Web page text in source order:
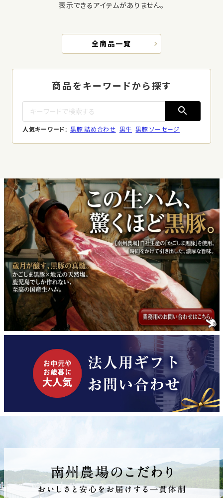
表示できるアイテムがありません。
全商品一覧
商品をキーワードから探す
search
人気キーワード: 黒豚 詰め合わせ 黒牛 黒豚 ソーセージ